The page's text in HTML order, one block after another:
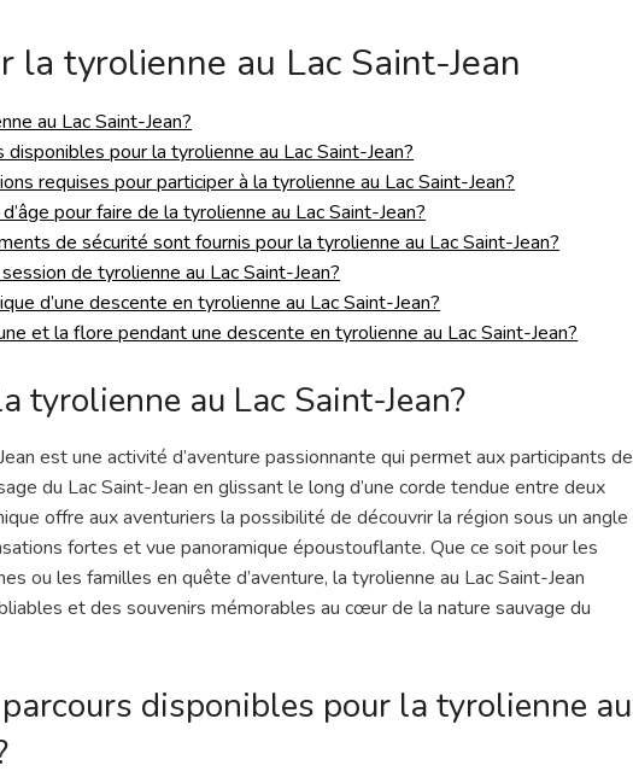
la tyrolienne au Lac Saint-Jean
au Lac Saint-Jean?
pour la tyrolienne au Lac Saint-Jean?
requises pour participer à la tyrolienne au Lac Saint-Jean?
pour faire de la tyrolienne au Lac Saint-Jean?
de sécurité sont fournis pour la tyrolienne au Lac Saint-Jean?
de tyrolienne au Lac Saint-Jean?
d’une descente en tyrolienne au Lac Saint-Jean?
et la flore pendant une descente en tyrolienne au Lac Saint-Jean?
tyrolienne au Lac Saint-Jean?
est une activité d’aventure passionnante qui permet aux participants de
du Lac Saint-Jean en glissant le long d’une corde tendue entre deux
offre aux aventuriers la possibilité de découvrir la région sous un angle
fortes et vue panoramique époustouflante. Que ce soit pour les
ou les familles en quête d’aventure, la tyrolienne au Lac Saint-Jean
et des souvenirs mémorables au cœur de la nature sauvage du
disponibles pour la tyrolienne au